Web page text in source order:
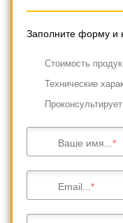
Заполните форму и
Cтоимость
Технические
Ваше имя...
Email...